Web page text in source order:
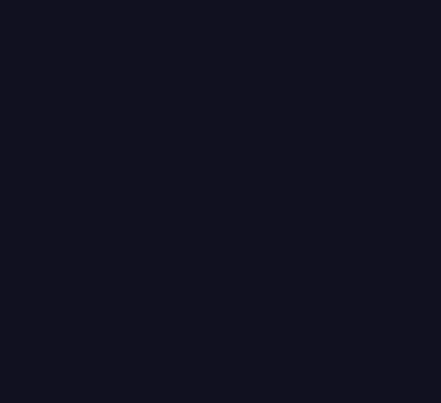
ventas
puente ideal para la
plataforma visual para crear automatizaciones
información, la ejecución de tareas y la